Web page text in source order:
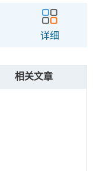
详细
相关文章